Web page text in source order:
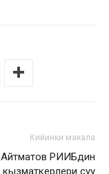
Кийинки макала
Айтматов РИИБдин
кызматкерлери суу